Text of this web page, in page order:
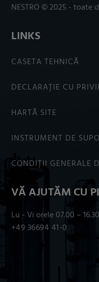
NESTRO © 2025 - toate
LINKS
CASETA TEHNICĂ
DECLARAȚIE CU
HARTĂ SITE
INSTRUMENT DE
CONDIȚII GENERALE
VĂ AJUTĂM CU
Lu - Vi orele 07.00 – 16.30
+49 36694 41-0